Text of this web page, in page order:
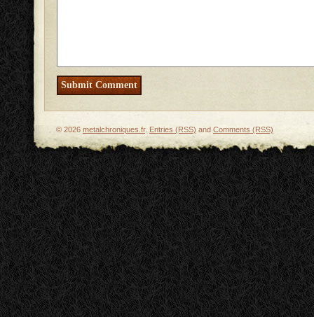
© 2026 metalchroniques.fr. Entries (RSS) and Comments (RSS)